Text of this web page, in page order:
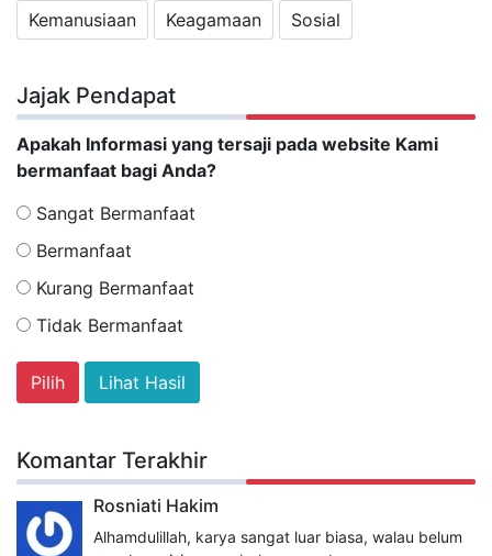
Kemanusiaan Keagamaan Sosial
Jajak Pendapat
Apakah Informasi yang tersaji pada website Kami
bermanfaat bagi Anda?
Sangat Bermanfaat
Bermanfaat
Kurang Bermanfaat
Tidak Bermanfaat
Lihat Hasil
Komantar Terakhir
Rosniati Hakim
Alhamdulillah, karya sangat luar biasa, walau belum